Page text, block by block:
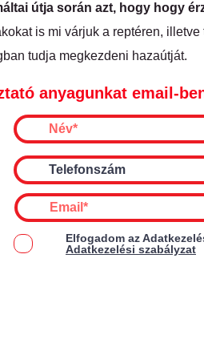
útja során azt, hogy hogy
is mi várjuk a reptéren,
tudja megkezdeni hazaútját.
anyagunkat email-
Elfogadom az
Adatkezelési szabályzat